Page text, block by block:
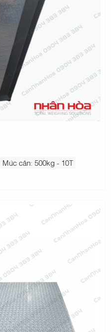
Mức cân: 500kg - 10T